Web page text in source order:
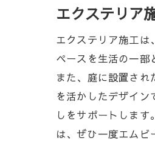
エクステリア
エクステリア施工は
ペースを生活の一部
また、庭に設置さ
を活かしたデザイ
しをサポートしま
は、ぜひ一度エムビ